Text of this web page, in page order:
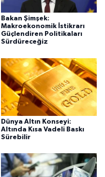
Bakan Şimşek:
Makroekonomik İstikrarı
Güçlendiren Politikaları
Sürdüreceğiz
Dünya Altın Konseyi:
Altında Kısa Vadeli Baskı
Sürebilir